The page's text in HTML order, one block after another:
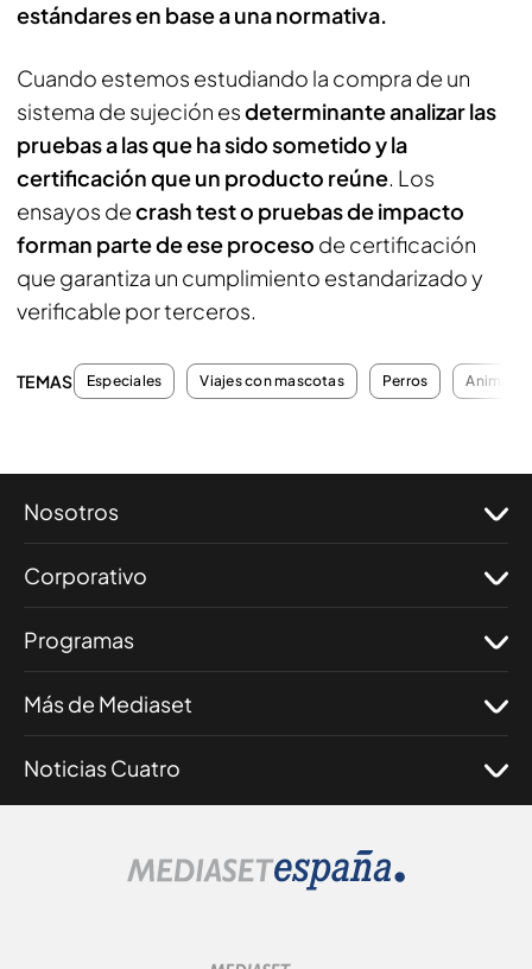
estándares en base a una normativa.
Cuando estemos estudiando la compra de un
sistema de sujeción esdeterminante analizar las
pruebas a las que ha sido sometido y la
certificación que un producto reúne. Los
ensayos decrash test o pruebas de impacto
forman parte de ese proceso de certificación
que garantiza un cumplimiento estandarizado y
verificable por terceros.
TEMAS Especiales Viajes con mascotas Perros Animales
Nosotros
Corporativo
Programas
Más de Mediaset
Noticias Cuatro